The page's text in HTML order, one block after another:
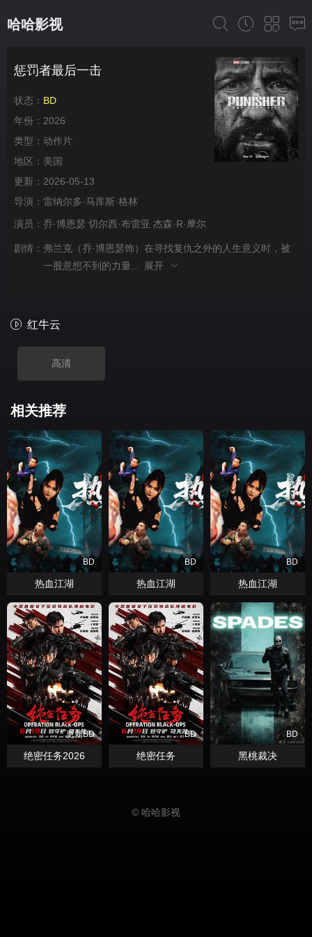
哈哈影视
惩罚者最后一击
状态： BD
年份： 2026
类型： 动作片
地区： 美国
更新： 2026-05-13
导演： 雷纳尔多·马库斯·格林
演员： 乔·博恩瑟 切尔西·布雷亚 杰森·R·摩尔
剧情： 弗兰克（乔·博恩瑟饰）在寻找复仇之外的人生意义时，被
一股意想不到的力量...
展开
红牛云
高清
相关推荐
BD
热血江湖
BD
热血江湖
BD
热血江湖
更新BD
绝密任务2026
BD
绝密任务
BD
黑桃裁决
© 哈哈影视